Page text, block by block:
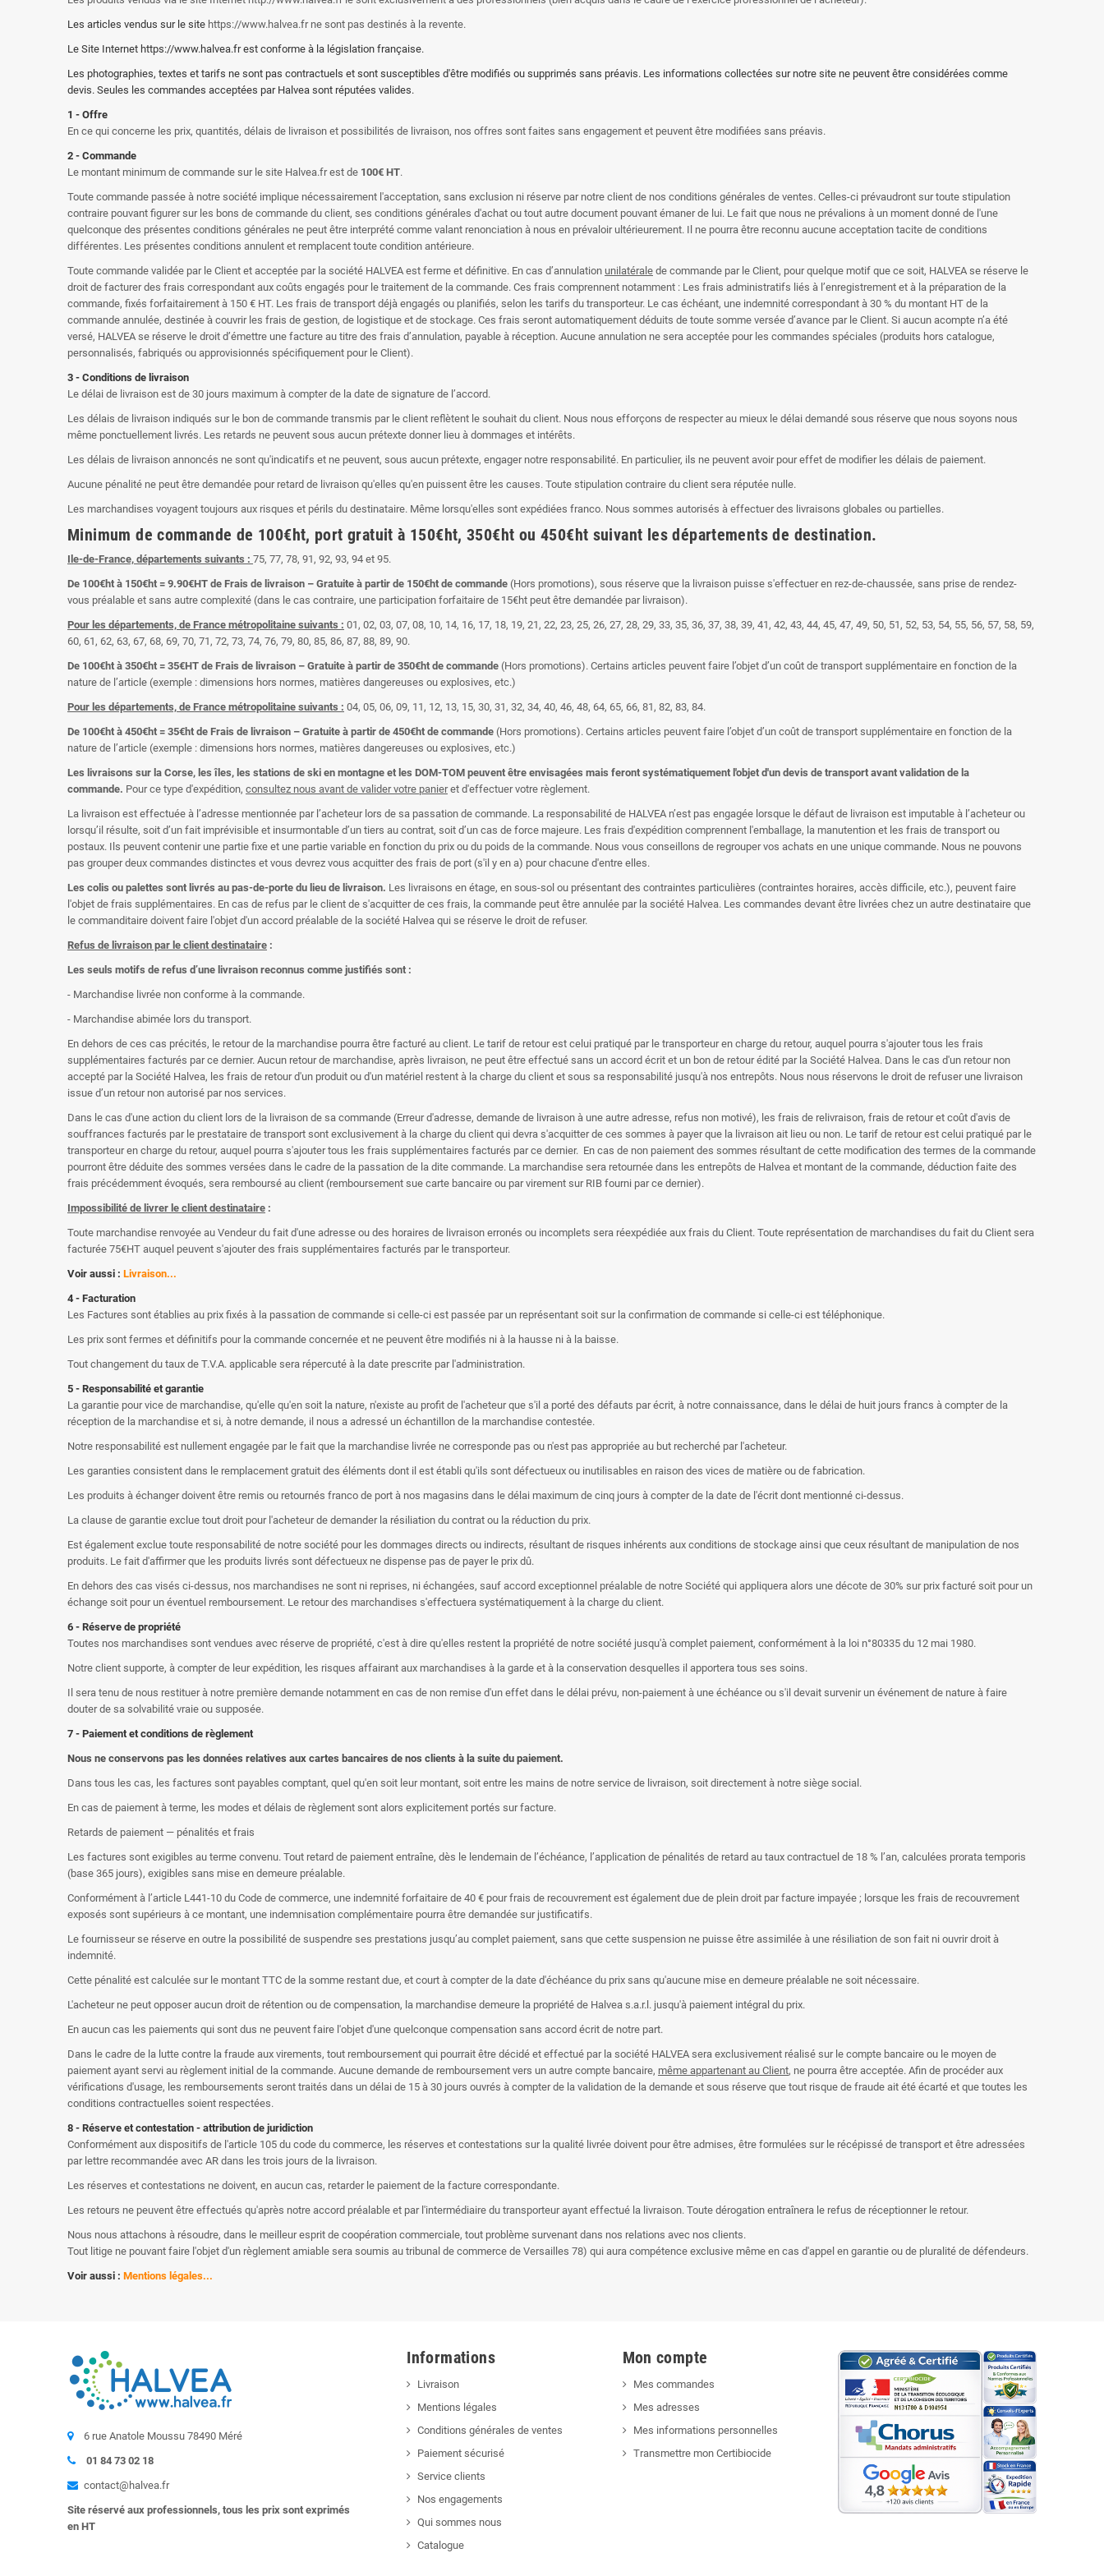
Les articles vendus sur le site https://www.halvea.fr ne sont pas destinés à la revente.
Le Site Internet https://www.halvea.fr est conforme à la législation française.
Les photographies, textes et tarifs ne sont pas contractuels et sont susceptibles d'être modifiés ou supprimés sans préavis. Les informations collectées sur notre site ne peuvent être considérées comme
devis. Seules les commandes acceptées par Halvea sont réputées valides.
1 - Offre
En ce qui concerne les prix, quantités, délais de livraison et possibilités de livraison, nos offres sont faites sans engagement et peuvent être modifiées sans préavis.
2 - Commande
Le montant minimum de commande sur le site Halvea.fr est de 100€ HT.
Toute commande passée à notre société implique nécessairement l'acceptation, sans exclusion ni réserve par notre client de nos conditions générales de ventes. Celles-ci prévaudront sur toute stipulation
contraire pouvant figurer sur les bons de commande du client, ses conditions générales d'achat ou tout autre document pouvant émaner de lui. Le fait que nous ne prévalions à un moment donné de l'une
quelconque des présentes conditions générales ne peut être interprété comme valant renonciation à nous en prévaloir ultérieurement. Il ne pourra être reconnu aucune acceptation tacite de conditions
différentes. Les présentes conditions annulent et remplacent toute condition antérieure.
Toute commande validée par le Client et acceptée par la société HALVEA est ferme et définitive. En cas d’annulation unilatérale de commande par le Client, pour quelque motif que ce soit, HALVEA se réserve le
droit de facturer des frais correspondant aux coûts engagés pour le traitement de la commande. Ces frais comprennent notamment : Les frais administratifs liés à l’enregistrement et à la préparation de la
commande, fixés forfaitairement à 150 € HT. Les frais de transport déjà engagés ou planifiés, selon les tarifs du transporteur. Le cas échéant, une indemnité correspondant à 30 % du montant HT de la
commande annulée, destinée à couvrir les frais de gestion, de logistique et de stockage. Ces frais seront automatiquement déduits de toute somme versée d’avance par le Client. Si aucun acompte n’a été
versé, HALVEA se réserve le droit d’émettre une facture au titre des frais d’annulation, payable à réception. Aucune annulation ne sera acceptée pour les commandes spéciales (produits hors catalogue,
personnalisés, fabriqués ou approvisionnés spécifiquement pour le Client).
3 - Conditions de livraison
Le délai de livraison est de 30 jours maximum à compter de la date de signature de l’accord.
Les délais de livraison indiqués sur le bon de commande transmis par le client reflètent le souhait du client. Nous nous efforçons de respecter au mieux le délai demandé sous réserve que nous soyons nous
même ponctuellement livrés. Les retards ne peuvent sous aucun prétexte donner lieu à dommages et intérêts.
Les délais de livraison annoncés ne sont qu'indicatifs et ne peuvent, sous aucun prétexte, engager notre responsabilité. En particulier, ils ne peuvent avoir pour effet de modifier les délais de paiement.
Aucune pénalité ne peut être demandée pour retard de livraison qu'elles qu'en puissent être les causes. Toute stipulation contraire du client sera réputée nulle.
Les marchandises voyagent toujours aux risques et périls du destinataire. Même lorsqu'elles sont expédiées franco. Nous sommes autorisés à effectuer des livraisons globales ou partielles.
Minimum de commande de 100€ht, port gratuit à 150€ht, 350€ht ou 450€ht suivant les départements de destination.
Ile-de-France, départements suivants : 75, 77, 78, 91, 92, 93, 94 et 95.
De 100€ht à 150€ht = 9.90€HT de Frais de livraison – Gratuite à partir de 150€ht de commande (Hors promotions), sous réserve que la livraison puisse s'effectuer en rez-de-chaussée, sans prise de rendez-
vous préalable et sans autre complexité (dans le cas contraire, une participation forfaitaire de 15€ht peut être demandée par livraison).
Pour les départements, de France métropolitaine suivants : 01, 02, 03, 07, 08, 10, 14, 16, 17, 18, 19, 21, 22, 23, 25, 26, 27, 28, 29, 33, 35, 36, 37, 38, 39, 41, 42, 43, 44, 45, 47, 49, 50, 51, 52, 53, 54, 55, 56, 57, 58, 59,
60, 61, 62, 63, 67, 68, 69, 70, 71, 72, 73, 74, 76, 79, 80, 85, 86, 87, 88, 89, 90.
De 100€ht à 350€ht = 35€HT de Frais de livraison – Gratuite à partir de 350€ht de commande (Hors promotions). Certains articles peuvent faire l’objet d’un coût de transport supplémentaire en fonction de la
nature de l’article (exemple : dimensions hors normes, matières dangereuses ou explosives, etc.)
Pour les départements, de France métropolitaine suivants : 04, 05, 06, 09, 11, 12, 13, 15, 30, 31, 32, 34, 40, 46, 48, 64, 65, 66, 81, 82, 83, 84.
De 100€ht à 450€ht = 35€ht de Frais de livraison – Gratuite à partir de 450€ht de commande (Hors promotions). Certains articles peuvent faire l’objet d’un coût de transport supplémentaire en fonction de la
nature de l’article (exemple : dimensions hors normes, matières dangereuses ou explosives, etc.)
Les livraisons sur la Corse, les îles, les stations de ski en montagne et les DOM-TOM peuvent être envisagées mais feront systématiquement l'objet d'un devis de transport avant validation de la
commande. Pour ce type d'expédition, consultez nous avant de valider votre panieret d'effectuer votre règlement.
La livraison est effectuée à l’adresse mentionnée par l’acheteur lors de sa passation de commande. La responsabilité de HALVEA n’est pas engagée lorsque le défaut de livraison est imputable à l’acheteur ou
lorsqu’il résulte, soit d’un fait imprévisible et insurmontable d’un tiers au contrat, soit d’un cas de force majeure. Les frais d'expédition comprennent l'emballage, la manutention et les frais de transport ou
postaux. Ils peuvent contenir une partie fixe et une partie variable en fonction du prix ou du poids de la commande. Nous vous conseillons de regrouper vos achats en une unique commande. Nous ne pouvons
pas grouper deux commandes distinctes et vous devrez vous acquitter des frais de port (s'il y en a) pour chacune d'entre elles.
Les colis ou palettes sont livrés au pas-de-porte du lieu de livraison. Les livraisons en étage, en sous-sol ou présentant des contraintes particulières (contraintes horaires, accès difficile, etc.), peuvent faire
l'objet de frais supplémentaires. En cas de refus par le client de s'acquitter de ces frais, la commande peut être annulée par la société Halvea. Les commandes devant être livrées chez un autre destinataire que
le commanditaire doivent faire l'objet d'un accord préalable de la société Halvea qui se réserve le droit de refuser.
Refus de livraison par le client destinataire :
Les seuls motifs de refus d’une livraison reconnus comme justifiés sont :
- Marchandise livrée non conforme à la commande.
- Marchandise abimée lors du transport.
En dehors de ces cas précités, le retour de la marchandise pourra être facturé au client. Le tarif de retour est celui pratiqué par le transporteur en charge du retour, auquel pourra s'ajouter tous les frais
supplémentaires facturés par ce dernier. Aucun retour de marchandise, après livraison, ne peut être effectué sans un accord écrit et un bon de retour édité par la Société Halvea. Dans le cas d'un retour non
accepté par la Société Halvea, les frais de retour d'un produit ou d'un matériel restent à la charge du client et sous sa responsabilité jusqu'à nos entrepôts. Nous nous réservons le droit de refuser une livraison
issue d’un retour non autorisé par nos services.
Dans le cas d'une action du client lors de la livraison de sa commande (Erreur d'adresse, demande de livraison à une autre adresse, refus non motivé), les frais de relivraison, frais de retour et coût d'avis de
souffrances facturés par le prestataire de transport sont exclusivement à la charge du client qui devra s'acquitter de ces sommes à payer que la livraison ait lieu ou non. Le tarif de retour est celui pratiqué par le
transporteur en charge du retour, auquel pourra s'ajouter tous les frais supplémentaires facturés par ce dernier. En cas de non paiement des sommes résultant de cette modification des termes de la commande
pourront être déduite des sommes versées dans le cadre de la passation de la dite commande. La marchandise sera retournée dans les entrepôts de Halvea et montant de la commande, déduction faite des
frais précédemment évoqués, sera remboursé au client (remboursement sue carte bancaire ou par virement sur RIB fourni par ce dernier).
Impossibilité de livrer le client destinataire :
Toute marchandise renvoyée au Vendeur du fait d'une adresse ou des horaires de livraison erronés ou incomplets sera réexpédiée aux frais du Client. Toute représentation de marchandises du fait du Client sera
facturée 75€HT auquel peuvent s'ajouter des frais supplémentaires facturés par le transporteur.
Voir aussi : Livraison...
4 - Facturation
Les Factures sont établies au prix fixés à la passation de commande si celle-ci est passée par un représentant soit sur la confirmation de commande si celle-ci est téléphonique.
Les prix sont fermes et définitifs pour la commande concernée et ne peuvent être modifiés ni à la hausse ni à la baisse.
Tout changement du taux de T.V.A. applicable sera répercuté à la date prescrite par l'administration.
5 - Responsabilité et garantie
La garantie pour vice de marchandise, qu'elle qu'en soit la nature, n'existe au profit de l'acheteur que s'il a porté des défauts par écrit, à notre connaissance, dans le délai de huit jours francs à compter de la
réception de la marchandise et si, à notre demande, il nous a adressé un échantillon de la marchandise contestée.
Notre responsabilité est nullement engagée par le fait que la marchandise livrée ne corresponde pas ou n'est pas appropriée au but recherché par l'acheteur.
Les garanties consistent dans le remplacement gratuit des éléments dont il est établi qu'ils sont défectueux ou inutilisables en raison des vices de matière ou de fabrication.
Les produits à échanger doivent être remis ou retournés franco de port à nos magasins dans le délai maximum de cinq jours à compter de la date de l'écrit dont mentionné ci-dessus.
La clause de garantie exclue tout droit pour l'acheteur de demander la résiliation du contrat ou la réduction du prix.
Est également exclue toute responsabilité de notre société pour les dommages directs ou indirects, résultant de risques inhérents aux conditions de stockage ainsi que ceux résultant de manipulation de nos
produits. Le fait d'affirmer que les produits livrés sont défectueux ne dispense pas de payer le prix dû.
En dehors des cas visés ci-dessus, nos marchandises ne sont ni reprises, ni échangées, sauf accord exceptionnel préalable de notre Société qui appliquera alors une décote de 30% sur prix facturé soit pour un
échange soit pour un éventuel remboursement. Le retour des marchandises s'effectuera systématiquement à la charge du client.
6 - Réserve de propriété
Toutes nos marchandises sont vendues avec réserve de propriété, c'est à dire qu'elles restent la propriété de notre société jusqu'à complet paiement, conformément à la loi n°80335 du 12 mai 1980.
Notre client supporte, à compter de leur expédition, les risques affairant aux marchandises à la garde et à la conservation desquelles il apportera tous ses soins.
Il sera tenu de nous restituer à notre première demande notamment en cas de non remise d'un effet dans le délai prévu, non-paiement à une échéance ou s'il devait survenir un événement de nature à faire
douter de sa solvabilité vraie ou supposée.
7 - Paiement et conditions de règlement
Nous ne conservons pas les données relatives aux cartes bancaires de nos clients à la suite du paiement.
Dans tous les cas, les factures sont payables comptant, quel qu'en soit leur montant, soit entre les mains de notre service de livraison, soit directement à notre siège social.
En cas de paiement à terme, les modes et délais de règlement sont alors explicitement portés sur facture.
Retards de paiement — pénalités et frais
Les factures sont exigibles au terme convenu. Tout retard de paiement entraîne, dès le lendemain de l’échéance, l’application de pénalités de retard au taux contractuel de 18 % l’an, calculées prorata temporis
(base 365 jours), exigibles sans mise en demeure préalable.
Conformément à l’article L441-10 du Code de commerce, une indemnité forfaitaire de 40 € pour frais de recouvrement est également due de plein droit par facture impayée ; lorsque les frais de recouvrement
exposés sont supérieurs à ce montant, une indemnisation complémentaire pourra être demandée sur justificatifs.
Le fournisseur se réserve en outre la possibilité de suspendre ses prestations jusqu’au complet paiement, sans que cette suspension ne puisse être assimilée à une résiliation de son fait ni ouvrir droit à
indemnité.
Cette pénalité est calculée sur le montant TTC de la somme restant due, et court à compter de la date d'échéance du prix sans qu'aucune mise en demeure préalable ne soit nécessaire.
L'acheteur ne peut opposer aucun droit de rétention ou de compensation, la marchandise demeure la propriété de Halvea s.a.r.l. jusqu'à paiement intégral du prix.
En aucun cas les paiements qui sont dus ne peuvent faire l'objet d'une quelconque compensation sans accord écrit de notre part.
Dans le cadre de la lutte contre la fraude aux virements, tout remboursement qui pourrait être décidé et effectué par la société HALVEA sera exclusivement réalisé sur le compte bancaire ou le moyen de
paiement ayant servi au règlement initial de la commande. Aucune demande de remboursement vers un autre compte bancaire, même appartenant au Client, ne pourra être acceptée. Afin de procéder aux
vérifications d'usage, les remboursements seront traités dans un délai de 15 à 30 jours ouvrés à compter de la validation de la demande et sous réserve que tout risque de fraude ait été écarté et que toutes les
conditions contractuelles soient respectées.
8 - Réserve et contestation - attribution de juridiction
Conformément aux dispositifs de l'article 105 du code du commerce, les réserves et contestations sur la qualité livrée doivent pour être admises, être formulées sur le récépissé de transport et être adressées
par lettre recommandée avec AR dans les trois jours de la livraison.
Les réserves et contestations ne doivent, en aucun cas, retarder le paiement de la facture correspondante.
Les retours ne peuvent être effectués qu'après notre accord préalable et par l'intermédiaire du transporteur ayant effectué la livraison. Toute dérogation entraînera le refus de réceptionner le retour.
Nous nous attachons à résoudre, dans le meilleur esprit de coopération commerciale, tout problème survenant dans nos relations avec nos clients.
Tout litige ne pouvant faire l'objet d'un règlement amiable sera soumis au tribunal de commerce de Versailles 78) qui aura compétence exclusive même en cas d'appel en garantie ou de pluralité de défendeurs.
Voir aussi : Mentions légales...
6 rue Anatole Moussu 78490 Méré
01 84 73 02 18
contact@halvea.fr
Site réservé aux professionnels, tous les prix sont exprimés
en HT
Informations
Livraison
Mentions légales
Conditions générales de ventes
Paiement sécurisé
Service clients
Nos engagements
Qui sommes nous
Catalogue
Mon compte
Mes commandes
Mes adresses
Mes informations personnelles
Transmettre mon Certibiocide